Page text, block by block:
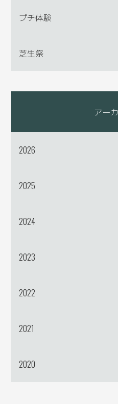
プチ体験
芝生祭
アー
2026
2025
2024
2023
2022
2021
2020